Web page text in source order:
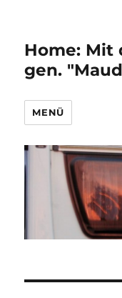
Home: Mit
gen.
MENÜ